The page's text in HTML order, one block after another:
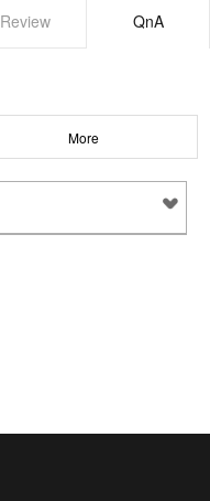
Review QnA
More